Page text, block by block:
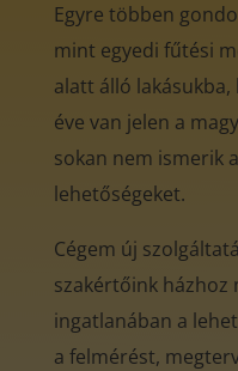
Egyre többen
mint egyedi fűtési
alatt álló
éve van jelen a
sokan nem ismerik
lehetőségeket.
Cégem új
szakértőink házhoz
ingatlanában a
a felmérést,